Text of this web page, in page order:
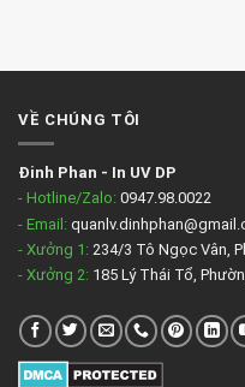
VỀ CHÚNG TÔI
Đinh Phan - In UV DP
- Hotline/Zalo: 0947.98.0022
- Email:
- Xưởng 1: 234/3 Tô Ngọc Vân,
- Xưởng 2: 185 Lý Thái Tổ,